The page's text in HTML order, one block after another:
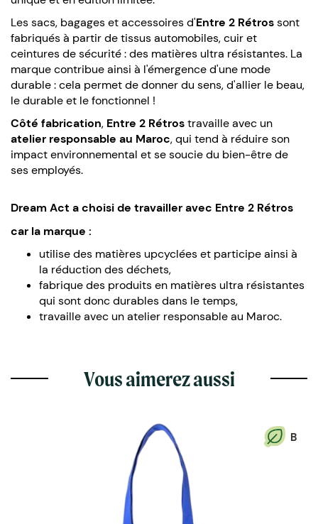
Les sacs, bagages et accessoires d'Entre 2 Rétrossont
fabriqués à partir de tissus automobiles, cuir et
ceintures de sécurité : des matières ultra résistantes. La
marque contribue ainsi à l'émergence d'une mode
durable : cela permet de donner du sens, d'allier le beau,
le durable et le fonctionnel !
Côté fabrication, Entre 2 Rétrostravaille avec un
atelier responsable au Maroc, qui tend à réduire son
impact environnemental et se soucie du bien-être de
ses employés.
Dream Act a choisi de travailler avec Entre 2 Rétros
car la marque :
utilise des matières upcyclées et participe ainsi à
la réduction des déchets,
fabrique des produits en matières ultra résistantes
qui sont donc durables dans le temps,
travaille avec un atelier responsable au Maroc.
Vous aimerez aussi
B